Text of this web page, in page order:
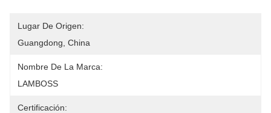
Lugar De Origen:
Guangdong, China
Nombre De La Marca:
LAMBOSS
Certificación: